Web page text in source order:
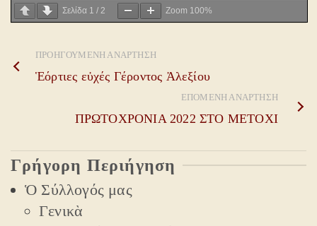
Σελίδα 1 / 2 Zoom 100%
ΠΡΟΗΓΟΎΜΕΝΗ ἈΝΆΡΤΗΣΗ
Ἑόρτιες εὐχές Γέροντος Ἀλεξίου
ἙΠΌΜΕΝΗ ἈΝΆΡΤΗΣΗ
ΠΡΩΤΟΧΡΟΝΙΑ 2022 ΣΤΟ ΜΕΤΟΧΙ
Γρήγορη Περιήγηση
Ὁ Σύλλογός μας
Γενικὰ